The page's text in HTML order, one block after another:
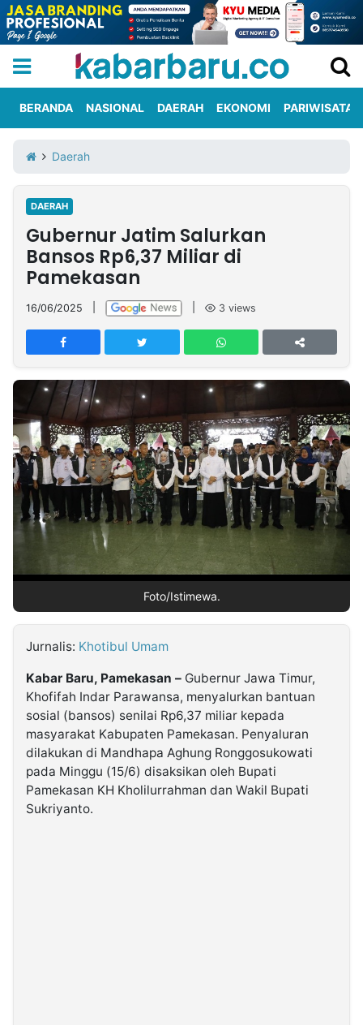
Iklan
Berita
Kami
Nasional
International
Olahraga
Entertainment
Daerah
Pariwisata
Kuliner
Kolom
Network
PT
TREETAN
INDONESIA
Partner
Insight
NTB
Suara
Time
Lens
IDN
Daily
Jogja
Jalan
Rakyat
Idealita
News
Kita
Notice
Dinamikapost.com
Radar
Baru
Seedbacklink
Kabarbaru.co
2026
BERANDA NASIONAL DAERAH EKONOMI PARIWISATA
Daerah
DAERAH
Gubernur Jatim Salurkan
Bansos Rp6,37 Miliar di
Pamekasan
16/06/2025 3 views
Foto/Istimewa.
Jurnalis: Khotibul Umam
Kabar Baru, Pamekasan – Gubernur Jawa Timur,
Khofifah Indar Parawansa, menyalurkan bantuan
sosial (bansos) senilai Rp6,37 miliar kepada
masyarakat Kabupaten Pamekasan. Penyaluran
dilakukan di Mandhapa Aghung Ronggosukowati
pada Minggu (15/6) disaksikan oleh Bupati
Pamekasan KH Kholilurrahman dan Wakil Bupati
Sukriyanto.